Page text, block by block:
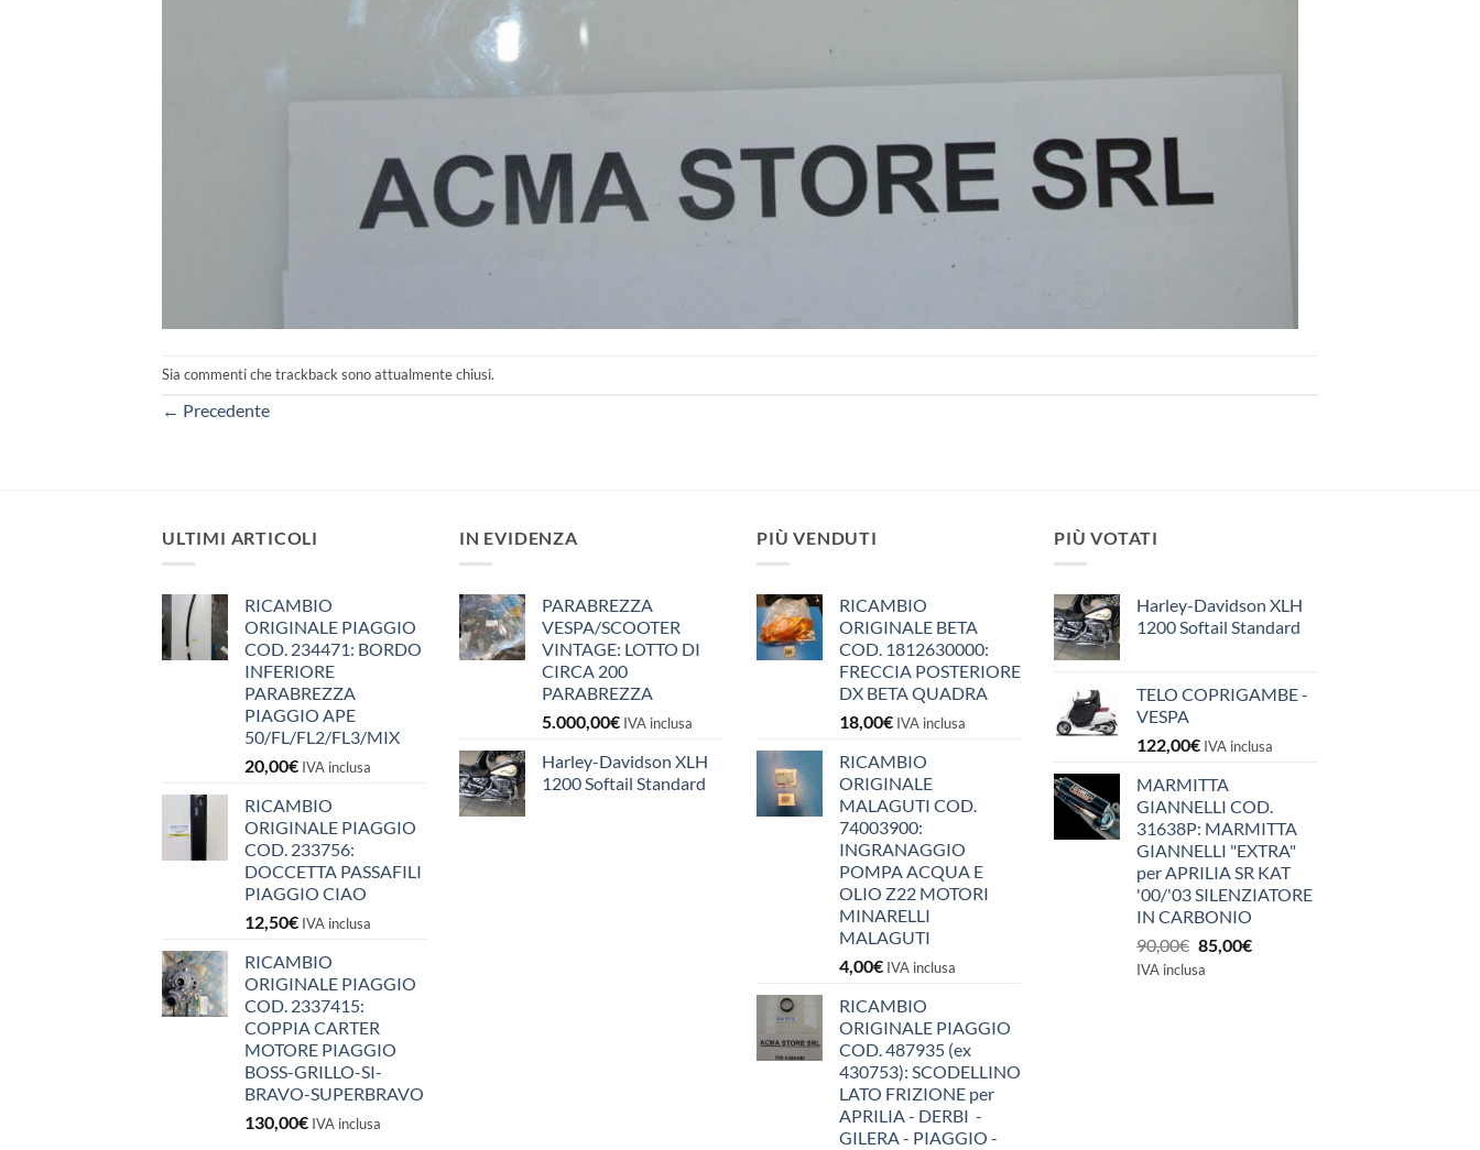
Sia commenti che trackback sono attualmente chiusi.
← Precedente
ULTIMI ARTICOLI
RICAMBIO
ORIGINALE PIAGGIO
COD. 234471: BORDO
INFERIORE
PARABREZZA
PIAGGIO APE
50/FL/FL2/FL3/MIX
20,00€ IVA inclusa
RICAMBIO
ORIGINALE PIAGGIO
COD. 233756:
DOCCETTA PASSAFILI
PIAGGIO CIAO
12,50€ IVA inclusa
RICAMBIO
ORIGINALE PIAGGIO
COD. 2337415:
COPPIA CARTER
MOTORE PIAGGIO
BOSS-GRILLO-SI-
BRAVO-SUPERBRAVO
130,00€ IVA inclusa
IN EVIDENZA
PARABREZZA
VESPA/SCOOTER
VINTAGE: LOTTO DI
CIRCA 200
PARABREZZA
5.000,00€ IVA inclusa
Harley-Davidson XLH
1200 Softail Standard
PIÙ VENDUTI
RICAMBIO
ORIGINALE BETA
COD. 1812630000:
FRECCIA POSTERIORE
DX BETA QUADRA
18,00€ IVA inclusa
RICAMBIO
ORIGINALE
MALAGUTI COD.
74003900:
INGRANAGGIO
POMPA ACQUA E
OLIO Z22 MOTORI
MINARELLI
MALAGUTI
4,00€ IVA inclusa
RICAMBIO
ORIGINALE PIAGGIO
COD. 487935 (ex
430753): SCODELLINO
LATO FRIZIONE per
APRILIA - DERBI -
GILERA - PIAGGIO -
PIÙ VOTATI
Harley-Davidson XLH
1200 Softail Standard
TELO COPRIGAMBE -
VESPA
122,00€ IVA inclusa
MARMITTA
GIANNELLI COD.
31638P: MARMITTA
GIANNELLI "EXTRA"
per APRILIA SR KAT
'00/'03 SILENZIATORE
IN CARBONIO
90,00€ Il
prezzo
85,00€Il
IVA inclusa